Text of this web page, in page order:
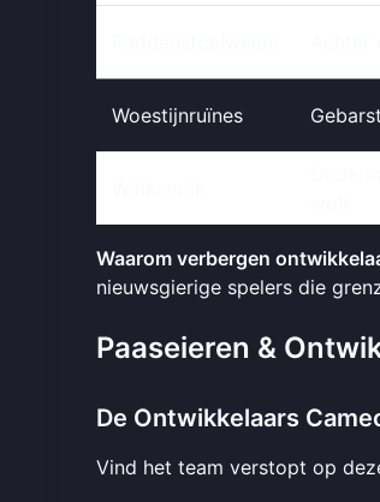
Woestijnruïnes
Waarom verbergen
nieuwsgierige spelers die
Paaseieren &
De Ontwikkelaars
Vind het team verstopt op